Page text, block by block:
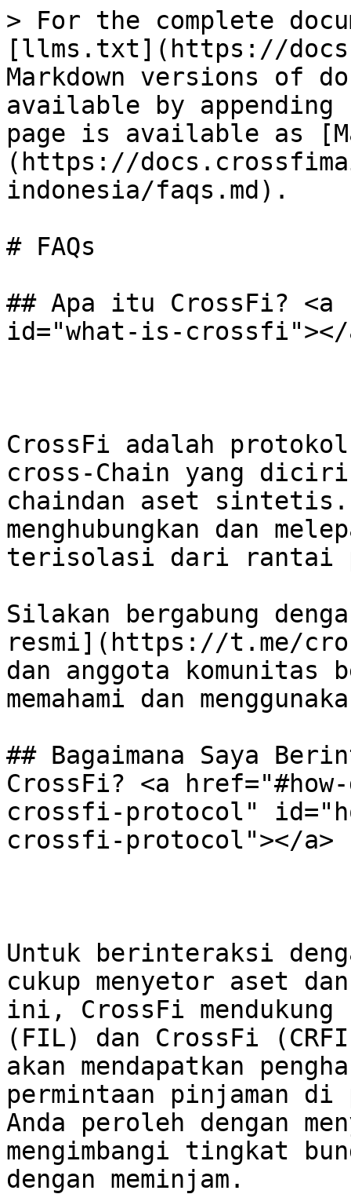
> For the complete
[llms.txt](https://
Markdown versions of
available by
page is available as
(https://
indonesia/faqs.md).
# FAQs
## Apa itu CrossFi?
id="what-is-crossfi"></
CrossFi adalah
cross-Chain yang
chaindan aset
menghubungkan dan
terisolasi dari rantai
Silakan bergabung
resmi](https://t.me/
dan anggota komunitas
memahami dan
## Bagaimana Saya
CrossFi? <a
crossfi-protocol"
crossfi-protocol"></a>
Untuk berinteraksi
cukup menyetor aset
ini, CrossFi
(FIL) dan CrossFi
akan mendapatkan
permintaan pinjaman di
Anda peroleh dengan
mengimbangi tingkat
dengan meminjam.‌